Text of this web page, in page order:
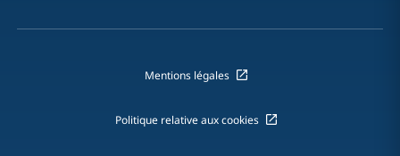
Mentions légales
Politique relative aux cookies